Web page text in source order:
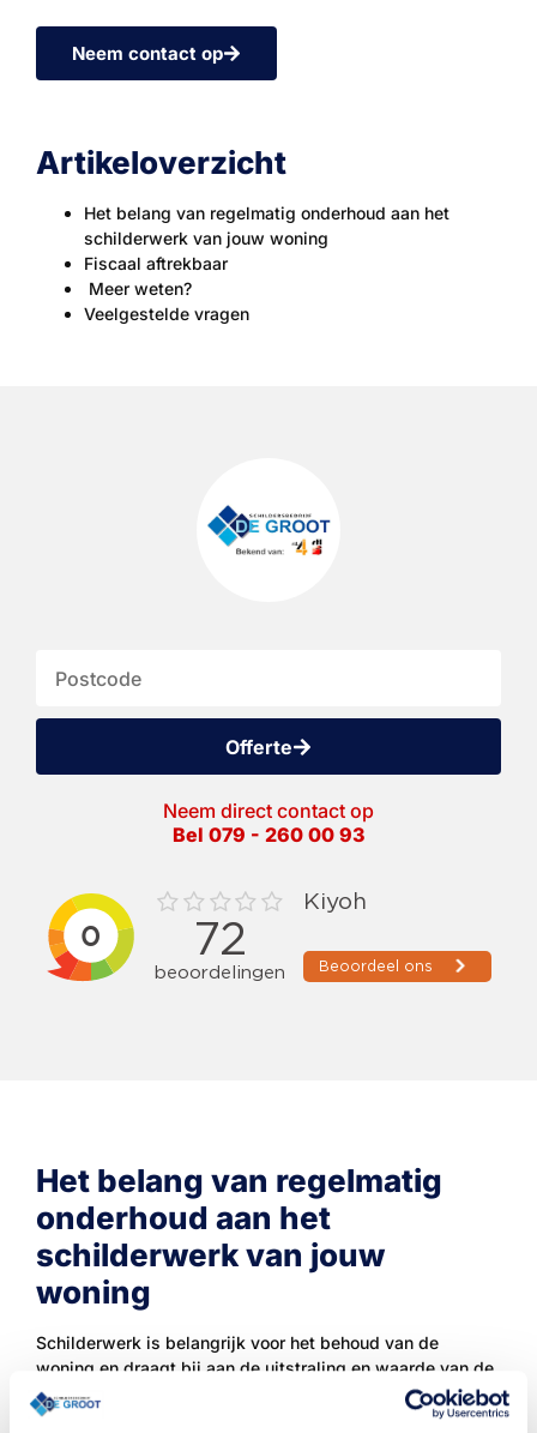
Neem contact op
Artikeloverzicht
Het belang van regelmatig onderhoud aan het
schilderwerk van jouw woning
Fiscaal aftrekbaar
Meer weten?
Veelgestelde vragen
Offerte
Neem direct contact op
Bel 079 - 260 00 93
Het belang van regelmatig
onderhoud aan het
schilderwerk van jouw
woning
Schilderwerk is belangrijk voor het behoud van de
woning en draagt bij aan de uitstraling en waarde van de
woning. Het is dan ook verstandig om het schilderwerk
op tijd te laten uitvoeren. Hoe vaak dit nodig is, hangt af